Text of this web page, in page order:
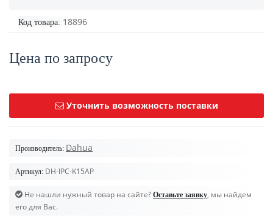
Код товара: 18896
Цена по запросу
Уточнить возможность поставки
Производитель: Dahua
Артикул: DH-IPC-K15AP
Не нашли нужный товар на сайте? Оставьте заявку, мы найдем
его для Вас.